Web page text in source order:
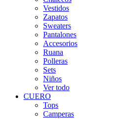
Vestidos
Zapatos
Sweaters
Pantalones
Accesorios
Ruana
Polleras
Sets
Niños
Ver todo
CUERO
Tops
Camperas